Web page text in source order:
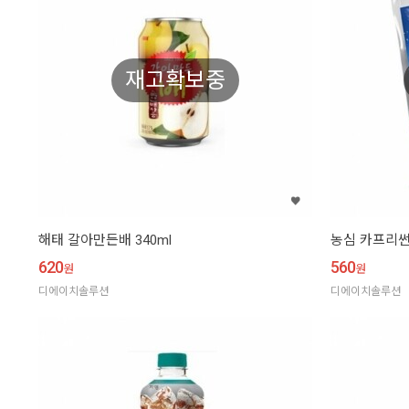
재고확보중
해태 갈아만든배 340ml
620원
디에이치솔루션
농심 카프리
560원
디에이치솔루션